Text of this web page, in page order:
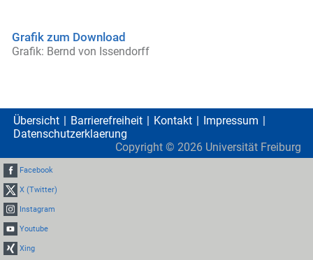
Grafik zum Download
Grafik: Bernd von Issendorff
Übersicht Barrierefreiheit Kontakt
Impressum
Datenschutzerklaerung
Copyright © 2026 Universität Freiburg
Facebook
X (Twitter)
Instagram
Youtube
Xing